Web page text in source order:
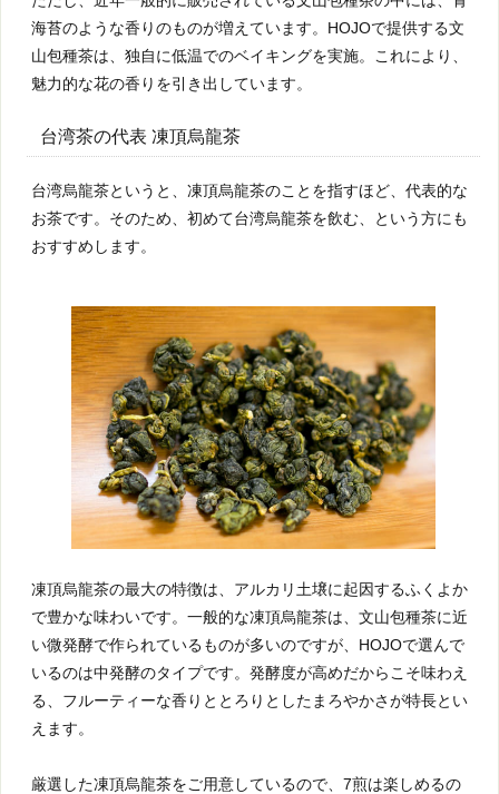
海苔のような香りのものが増えています。HOJOで提供する文
山包種茶は、独自に低温でのベイキングを実施。これにより、
魅力的な花の香りを引き出しています。
台湾茶の代表 凍頂烏龍茶
台湾烏龍茶というと、凍頂烏龍茶のことを指すほど、代表的な
お茶です。そのため、初めて台湾烏龍茶を飲む、という方にも
おすすめします。
凍頂烏龍茶の最大の特徴は、アルカリ土壌に起因するふくよか
で豊かな味わいです。一般的な凍頂烏龍茶は、文山包種茶に近
い微発酵で作られているものが多いのですが、HOJOで選んで
いるのは中発酵のタイプです。発酵度が高めだからこそ味わえ
る、フルーティーな香りととろりとしたまろやかさが特長とい
えます。
厳選した凍頂烏龍茶をご用意しているので、7煎は楽しめるの